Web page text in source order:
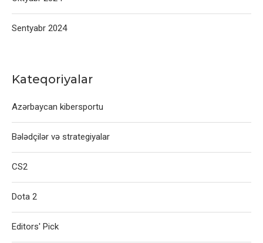
Sentyabr 2024
Kateqoriyalar
Azərbaycan kibersportu
Bələdçilər və strategiyalar
CS2
Dota 2
Editors' Pick